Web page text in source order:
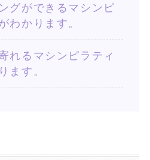
グができるマシンピ
わかります。
れるマシンピラティ
ます。